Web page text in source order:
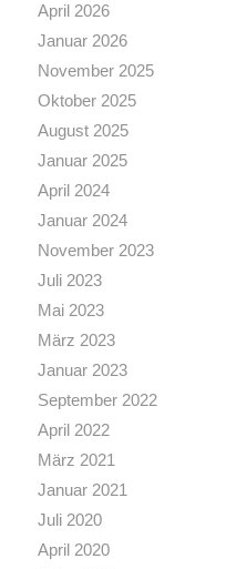
April 2026
Januar 2026
November 2025
Oktober 2025
August 2025
Januar 2025
April 2024
Januar 2024
November 2023
Juli 2023
Mai 2023
März 2023
Januar 2023
September 2022
April 2022
März 2021
Januar 2021
Juli 2020
April 2020